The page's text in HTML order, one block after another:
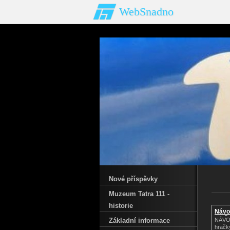
WebSnadno
Nové příspěvky
Muzeum Tatra 111 -
historie
Základní informace